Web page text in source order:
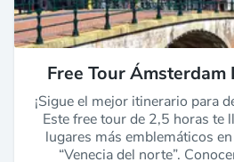
Free Tour
¡Sigue el mejor itinerario para
Este free tour de 2,5 horas te
lugares más emblemáticos
“Venecia del norte”.